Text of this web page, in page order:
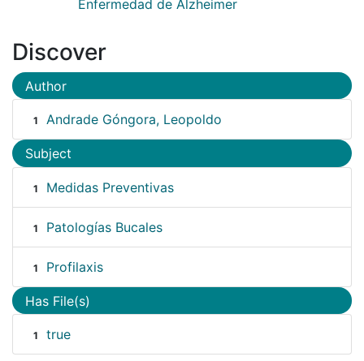
Enfermedad de Alzheimer
Discover
Author
1 Andrade Góngora, Leopoldo
Subject
1 Medidas Preventivas
1 Patologías Bucales
1 Profilaxis
Has File(s)
1 true